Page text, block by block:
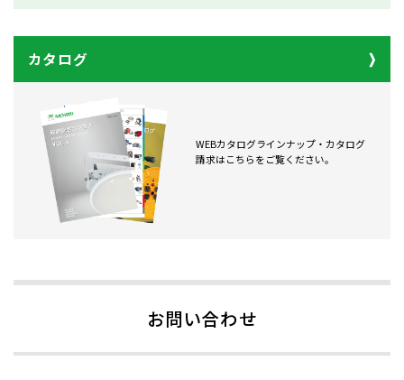
カタログ
WEBカタログラインナップ・カタログ
請求はこちらをご覧ください。
お問い合わせ